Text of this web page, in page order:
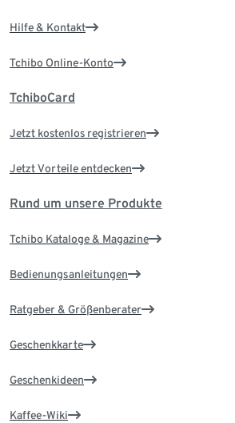
Hilfe & Kontakt
Tchibo Online-Konto
TchiboCard
Jetzt kostenlos registrieren
Jetzt Vorteile entdecken
Rund um unsere Produkte
Tchibo Kataloge & Magazine
Bedienungsanleitungen
Ratgeber & Größenberater
Geschenkkarte
Geschenkideen
Kaffee-Wiki